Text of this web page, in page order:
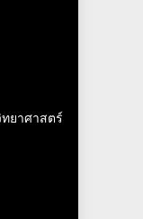
ยาศาสตร์